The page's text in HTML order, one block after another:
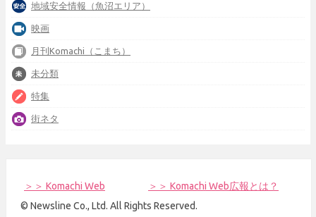
地域安全情報（魚沼エリア）
映画
月刊Komachi（こまち）
未分類
特集
街ネタ
＞＞ Komachi Web
＞＞ Komachi Web広報とは？
© Newsline Co., Ltd. All Rights Reserved.